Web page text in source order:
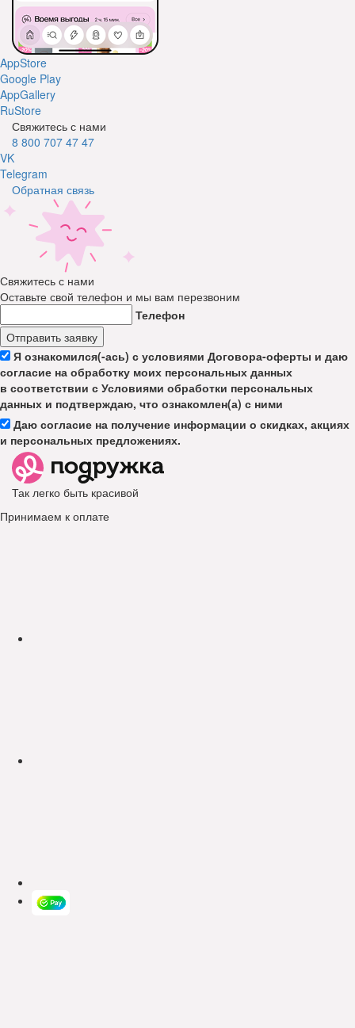
AppStore
Google Play
AppGallery
RuStore
Свяжитесь с нами
8 800 707 47 47
VK
Telegram
Обратная связь
Свяжитесь с нами
Оставьте свой телефон и мы вам перезвоним
Телефон
Отправить заявку
Я ознакомился(-ась) с условиями Договора-оферты и даю
согласие на обработку моих персональных данных
в соответствии с Условиями обработки персональных
данных и подтверждаю, что ознакомлен(а) с ними
Даю согласие на получение информации о скидках, акциях
и персональных предложениях.
Так легко быть красивой
Принимаем к оплате